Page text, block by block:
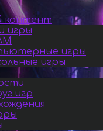
контент
игры
игры
игры
игр